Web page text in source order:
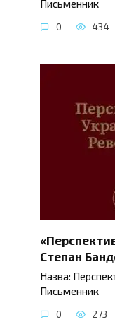
Письменник
0 434
Степан
Назва:
Письменник
0 273